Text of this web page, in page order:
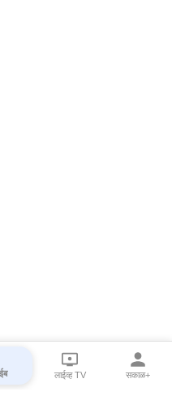
लाईव्ह TV सकाळ+